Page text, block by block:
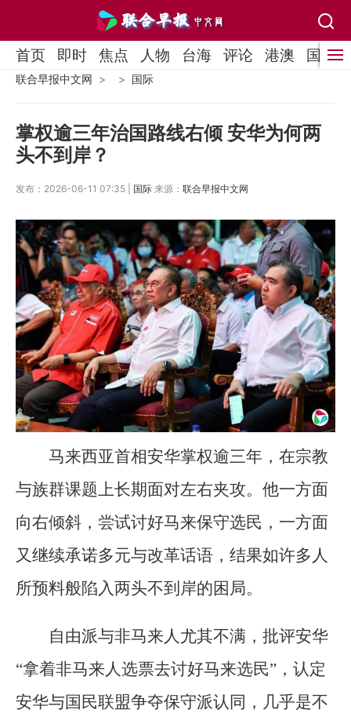
首页 即时 焦点 人物 台海 评论 港澳 国际
联合早报中文网 国际
掌权逾三年治国路线右倾 安华为何两
头不到岸？
发布：2026-06-11 07:35 | 国际 来源： 联合早报中文网
马来西亚首相安华掌权逾三年，在宗教
与族群课题上长期面对左右夹攻。他一方面
向右倾斜，尝试讨好马来保守选民，一方面
又继续承诺多元与改革话语，结果如许多人
所预料般陷入两头不到岸的困局。
自由派与非马来人尤其不满，批评安华
“拿着非马来人选票去讨好马来选民”，认定
安华与国民联盟争夺保守派认同，几乎是不